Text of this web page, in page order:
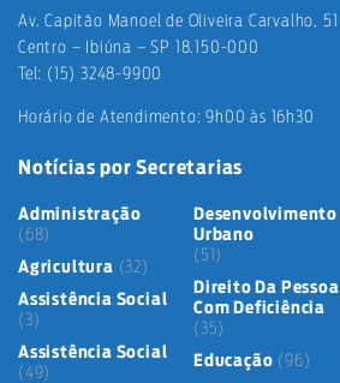
Av. Capitão Manoel de Oliveira Carvalho, 51
Centro – Ibiúna – SP 18.150-000
Tel: (15) 3248-9900
Horário de Atendimento: 9h00 às 16h30
Notícias por Secretarias
Administração
(68)
Agricultura (32)
Assistência Social
(3)
Assistência Social
(49)
Desenvolvimento
Urbano
(51)
Direito Da Pessoa
Com Deficiência
(35)
Educação (96)